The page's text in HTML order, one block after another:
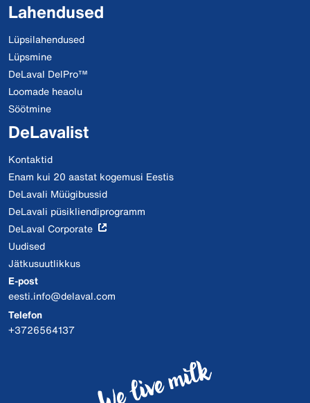
Lahendused
Lüpsilahendused
Lüpsmine
DeLaval DelPro™
Loomade heaolu
Söötmine
DeLavalist
Kontaktid
Enam kui 20 aastat kogemusi Eestis
DeLavali Müügibussid
DeLavali püsikliendiprogramm
DeLaval Corporate
Uudised
Jätkusuutlikkus
E-post
eesti.info@delaval.com
Telefon
+3726564137